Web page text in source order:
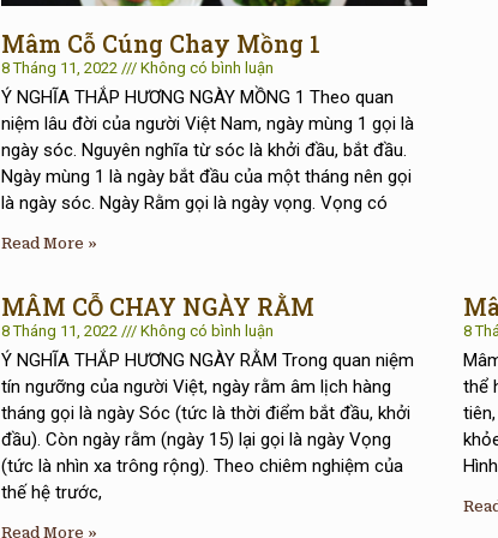
Mâm Cỗ Cúng Chay Mồng 1
8 Tháng 11, 2022 Không có bình luận
Ý NGHĨA THẮP HƯƠNG NGÀY MỒNG 1 Theo quan
niệm lâu đời của người Việt Nam, ngày mùng 1 gọi là
ngày sóc. Nguyên nghĩa từ sóc là khởi đầu, bắt đầu.
Ngày mùng 1 là ngày bắt đầu của một tháng nên gọi
là ngày sóc. Ngày Rằm gọi là ngày vọng. Vọng có
Read More »
MÂM CỖ CHAY NGÀY RẰM
8 Tháng 11, 2022 Không có bình luận
Ý NGHĨA THẮP HƯƠNG NGÀY RẰM Trong quan niệm
tín ngưỡng của người Việt, ngày rằm âm lịch hàng
tháng gọi là ngày Sóc (tức là thời điểm bắt đầu, khởi
đầu). Còn ngày rằm (ngày 15) lại gọi là ngày Vọng
(tức là nhìn xa trông rộng). Theo chiêm nghiệm của
thế hệ trước,
Read More »
8
thể